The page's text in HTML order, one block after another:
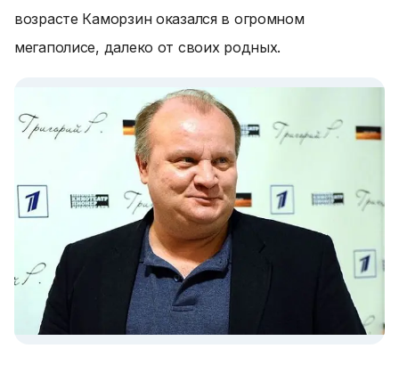
возрасте Каморзин оказался в огромном
мегаполисе, далеко от своих родных.